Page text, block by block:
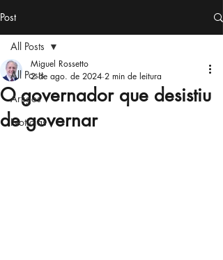
Post
All Posts
Artigos
Notícias
All Posts
O governador que desistiu
de governar
Miguel Rossetto
2 de ago. de 2024 2 min de leitura